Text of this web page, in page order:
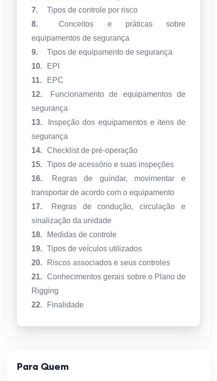
7.
Tipos de controle por risco
8.
Conceitos e práticas sobre
equipamentos de segurança
9.
Tipos de equipamento de segurança
10.
EPI
11.
EPC
12.
Funcionamento de equipamentos de
segurança
13.
Inspeção dos equipamentos e itens de
segurança
14.
Checklist de pré-operação
15. Tipos de acessório e suas inspeções
16.
Regras de guindar, movimentar e
transportar de acordo com o equipamento
17.
Regras de condução, circulação e
sinalização da unidade
18.
Medidas de controle
19. Tipos de veículos utilizados
20.
Riscos associados e seus controles
21.
Conhecimentos gerais sobre o Plano de
Rigging
22.
Finalidade
Para Quem